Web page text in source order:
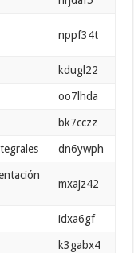
nppf34t
kdugl22
oo7lhda
bk7cczz
dn6ywph
mxajz42
idxa6gf
k3gabx4